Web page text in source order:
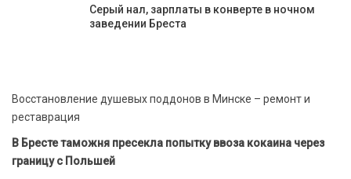
Серый нал, зарплаты в конверте в ночном
заведении Бреста
Восстановление душевых поддонов в Минске – ремонт и
реставрация
В Бресте таможня пресекла попытку ввоза кокаина через
границу с Польшей